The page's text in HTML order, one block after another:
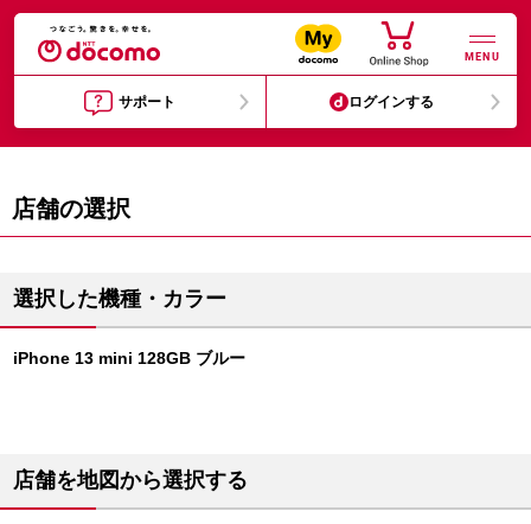
MENU
サポート ログインする
店舗の選択
選択した機種・カラー
iPhone 13 mini 128GB ブルー
店舗を地図から選択する